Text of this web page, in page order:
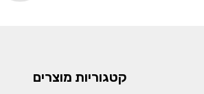
קטגוריות מוצרים